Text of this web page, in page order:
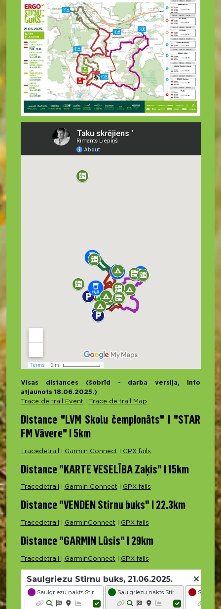
Visas distances (šobrīd - darba versija, info
atjaunots 18.06.2025.)
Trace de trail Event
Trace de trail Map
Distance "LVM Skolu čempionāts" I "STAR
FM Vāvere" I 5km
Tracedetrail Garmin Connect GPX fails
Distance "KARTE VESELĪBA Zaķis" I 15km
Tracedetrail Garmin Connect GPX fails
Distance "VENDEN Stirnu buks" I 22.3km
Tracedetrail GarminConnect GPX fails
Distance "GARMIN Lūsis" I 29km
Tracedetrail GarminConnect GPX fails